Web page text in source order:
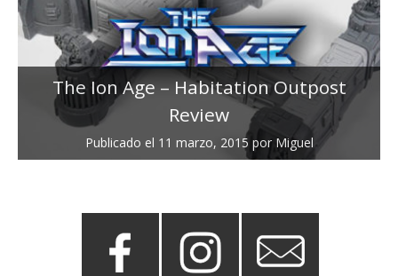
The Ion Age – Habitation Outpost
Review
Publicado el 11 marzo, 2015 por Miguel